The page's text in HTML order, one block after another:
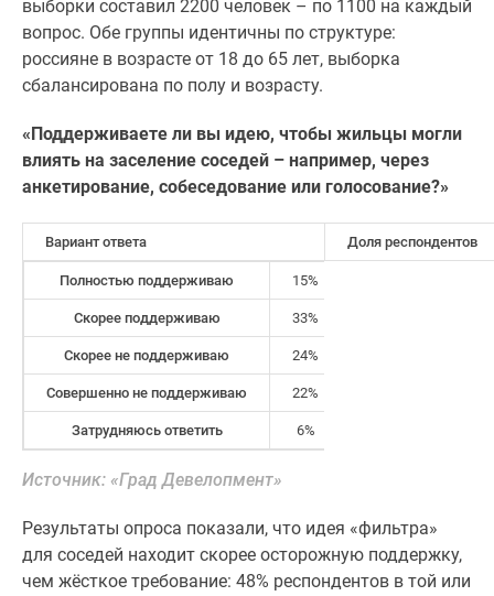
Ипотечный
калькулятор
Семейная
ипотека
Военная
Банки
программы
Новости
недвижимости
Мнение
эксперта
Аналитика
рынка
Экспертиза
новостроек
Эксперты
выборки составил 2200 человек – по 1100 на каждый
вопрос. Обе группы идентичны по структуре:
россияне в возрасте от 18 до 65 лет, выборка
сбалансирована по полу и возрасту.
«Поддерживаете ли вы идею, чтобы жильцы могли
влиять на заселение соседей – например, через
анкетирование, собеседование или голосование?»
Вариант ответа Доля респондентов
Полностью поддерживаю 15%
Скорее поддерживаю 33%
Скорее не поддерживаю 24%
Совершенно не поддерживаю 22%
Затрудняюсь ответить 6%
Источник: «Град Девелопмент»
Результаты опроса показали, что идея «фильтра»
для соседей находит скорее осторожную поддержку,
чем жёсткое требование: 48% респондентов в той или